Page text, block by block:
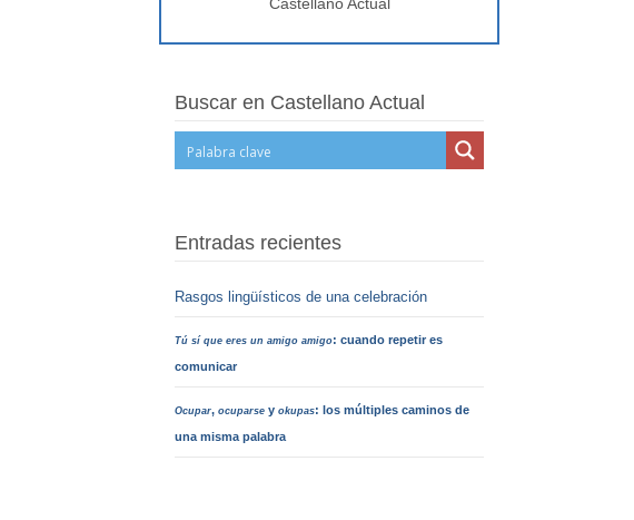
Buscar en Castellano Actual
Entradas recientes
Rasgos lingüísticos de una celebración
Tú sí que eres un amigo amigo: cuando repetir es
comunicar
Ocupar, ocuparsey okupas: los múltiples caminos de
una misma palabra